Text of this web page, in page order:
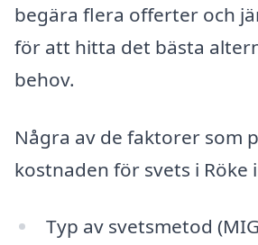
begära flera offerter och
för att hitta det bästa
behov.
Några av de faktorer som
kostnaden för svets i Röke
Typ av svetsmetod